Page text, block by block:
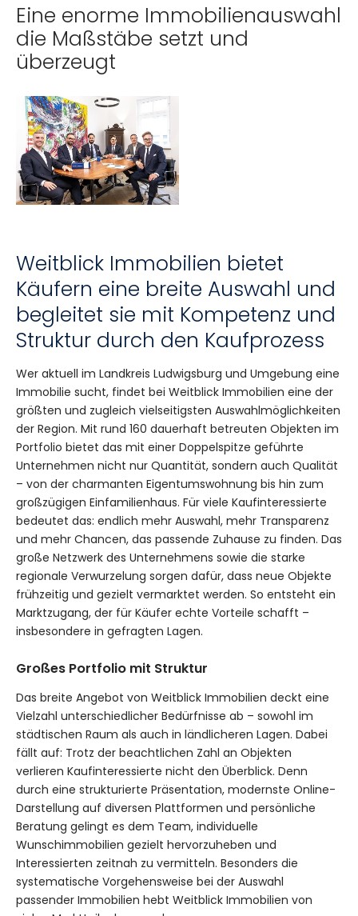
Eine enorme Immobilienauswahl
die Maßstäbe setzt und
überzeugt
Weitblick Immobilien bietet
Käufern eine breite Auswahl und
begleitet sie mit Kompetenz und
Struktur durch den Kaufprozess
Wer aktuell im Landkreis Ludwigsburg und Umgebung eine
Immobilie sucht, findet bei Weitblick Immobilien eine der
größten und zugleich vielseitigsten Auswahlmöglichkeiten
der Region. Mit rund 160 dauerhaft betreuten Objekten im
Portfolio bietet das mit einer Doppelspitze geführte
Unternehmen nicht nur Quantität, sondern auch Qualität
– von der charmanten Eigentumswohnung bis hin zum
großzügigen Einfamilienhaus. Für viele Kaufinteressierte
bedeutet das: endlich mehr Auswahl, mehr Transparenz
und mehr Chancen, das passende Zuhause zu finden. Das
große Netzwerk des Unternehmens sowie die starke
regionale Verwurzelung sorgen dafür, dass neue Objekte
frühzeitig und gezielt vermarktet werden. So entsteht ein
Marktzugang, der für Käufer echte Vorteile schafft –
insbesondere in gefragten Lagen.
Großes Portfolio mit Struktur
Das breite Angebot von Weitblick Immobilien deckt eine
Vielzahl unterschiedlicher Bedürfnisse ab – sowohl im
städtischen Raum als auch in ländlicheren Lagen. Dabei
fällt auf: Trotz der beachtlichen Zahl an Objekten
verlieren Kaufinteressierte nicht den Überblick. Denn
durch eine strukturierte Präsentation, modernste Online-
Darstellung auf diversen Plattformen und persönliche
Beratung gelingt es dem Team, individuelle
Wunschimmobilien gezielt hervorzuheben und
Interessierten zeitnah zu vermitteln. Besonders die
systematische Vorgehensweise bei der Auswahl
passender Immobilien hebt Weitblick Immobilien von